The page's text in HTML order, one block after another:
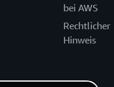
bei AWS
Rechtlicher
Hinweis